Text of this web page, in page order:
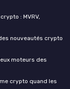
: MVRV,
nouveautés crypto
moteurs des
crypto quand les